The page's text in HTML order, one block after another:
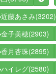
近藤あさみ(3202)
金子美穂(2903)
香月杏珠(2895)
ハイレグ(2580)